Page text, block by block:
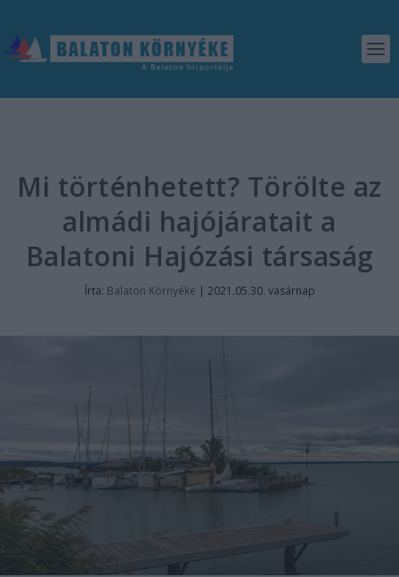
Mi történhetett? Törölte az
almádi hajójáratait a
Balatoni Hajózási társaság
Írta: Balaton Környéke | 2021.05.30. vasárnap